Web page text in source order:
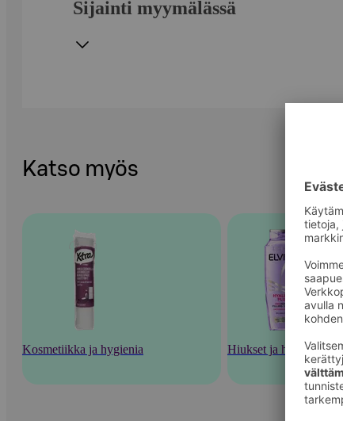
Sijainti myymälässä
Katso myös
Kosmetiikka ja hygienia Hiukset ja hiustenhoito